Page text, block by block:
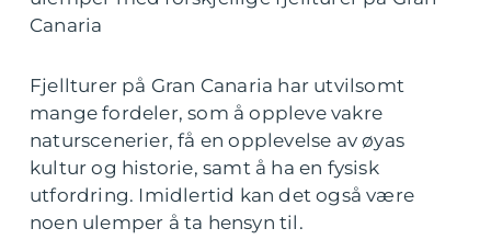
Canaria
Fjellturer på Gran Canaria har utvilsomt
mange fordeler, som å oppleve vakre
naturscenerier, få en opplevelse av øyas
kultur og historie, samt å ha en fysisk
utfordring. Imidlertid kan det også være
noen ulemper å ta hensyn til.